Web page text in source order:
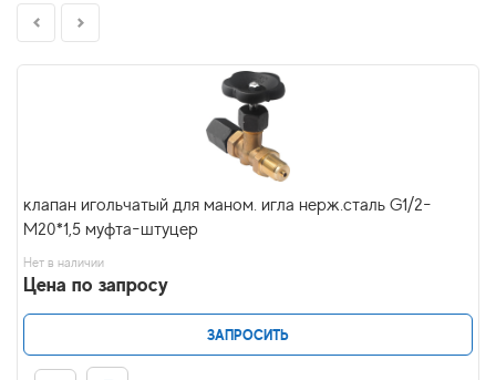
клапан игольчатый для маном. игла нерж.сталь G1/2-
М20*1,5 муфта-штуцер
Нет в наличии
Цена по запросу
ЗАПРОСИТЬ